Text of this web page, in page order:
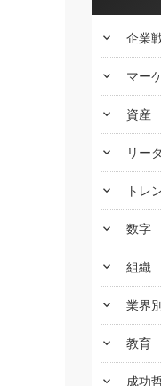
keyboard_arrow_down 企業
keyboard_arrow_down マー
keyboard_arrow_down 資産
keyboard_arrow_down リー
keyboard_arrow_down トレ
keyboard_arrow_down 数字
keyboard_arrow_down 組織
keyboard_arrow_down 業界別
keyboard_arrow_down 教育
keyboard_arrow_down 成功